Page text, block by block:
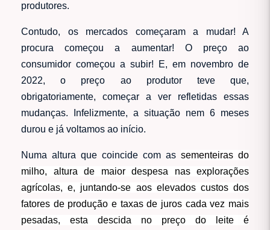
produtores.
Contudo, os mercados começaram a mudar! A
procura começou a aumentar! O preço ao
consumidor começou a subir! E, em novembro de
2022, o preço ao produtor teve que,
obrigatoriamente, começar a ver refletidas essas
mudanças. Infelizmente, a situação nem 6 meses
durou e já voltamos ao início.
Numa altura que coincide com as sementeiras do
milho, altura de maior despesa nas explorações
agrícolas, e, juntando-se aos elevados custos dos
fatores de produção e taxas de juros cada vez mais
pesadas, esta descida no preço do leite é